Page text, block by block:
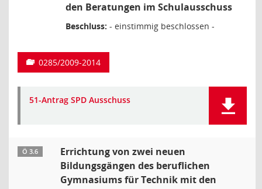
den Beratungen im Schulausschuss
Beschluss: - einstimmig beschlossen -
0285/2009-2014
51-Antrag SPD Ausschuss
Ö 3.6
Errichtung von zwei neuen
Bildungsgängen des beruflichen
Gymnasiums für Technik mit den